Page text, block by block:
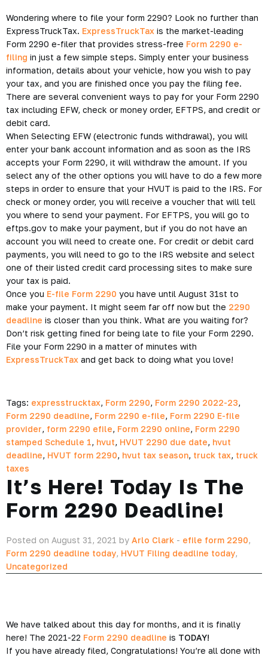
Wondering where to file your form 2290? Look no further than
ExpressTruckTax. ExpressTruckTax is the market-leading
Form 2290 e-filer that provides stress-free Form 2290 e-
filing in just a few simple steps. Simply enter your business
information, details about your vehicle, how you wish to pay
your tax, and you are finished once you pay the filing fee.
There are several convenient ways to pay for your Form 2290
tax including EFW, check or money order, EFTPS, and credit or
debit card.
When Selecting EFW (electronic funds withdrawal), you will
enter your bank account information and as soon as the IRS
accepts your Form 2290, it will withdraw the amount. If you
select any of the other options you will have to do a few more
steps in order to ensure that your HVUT is paid to the IRS. For
check or money order, you will receive a voucher that will tell
you where to send your payment. For EFTPS, you will go to
eftps.gov to make your payment, but if you do not have an
account you will need to create one. For credit or debit card
payments, you will need to go to the IRS website and select
one of their listed credit card processing sites to make sure
your tax is paid.
Once you E-file Form 2290 you have until August 31st to
make your payment. It might seem far off now but the 2290
deadline is closer than you think. What are you waiting for?
Don’t risk getting fined for being late to file your Form 2290.
File your Form 2290 in a matter of minutes with
ExpressTruckTax and get back to doing what you love!
Tags: expresstrucktax, Form 2290, Form 2290 2022-23,
Form 2290 deadline, Form 2290 e-file, Form 2290 E-file
provider, form 2290 efile, Form 2290 online, Form 2290
stamped Schedule 1, hvut, HVUT 2290 due date, hvut
deadline, HVUT form 2290, hvut tax season, truck tax, truck
taxes
It’s Here! Today Is The
Form 2290 Deadline!
Posted on August 31, 2021 by Arlo Clark - efile form 2290,
Form 2290 deadline today, HVUT Filing deadline today,
Uncategorized
We have talked about this day for months, and it is finally
here! The 2021-22 Form 2290 deadline is TODAY!
If you have already filed, Congratulations! You’re all done with